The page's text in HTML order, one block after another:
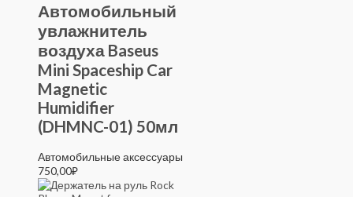
Автомобильный
увлажнитель
воздуха Baseus
Mini Spaceship Car
Magnetic
Humidifier
(DHMNC-01) 50мл
Автомобильные аксессуары
750,00₽